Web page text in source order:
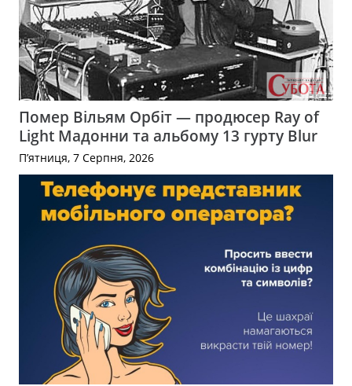
Помер Вільям Орбіт — продюсер Ray of
Light Мадонни та альбому 13 гурту Blur
П’ятниця, 7 Серпня, 2026